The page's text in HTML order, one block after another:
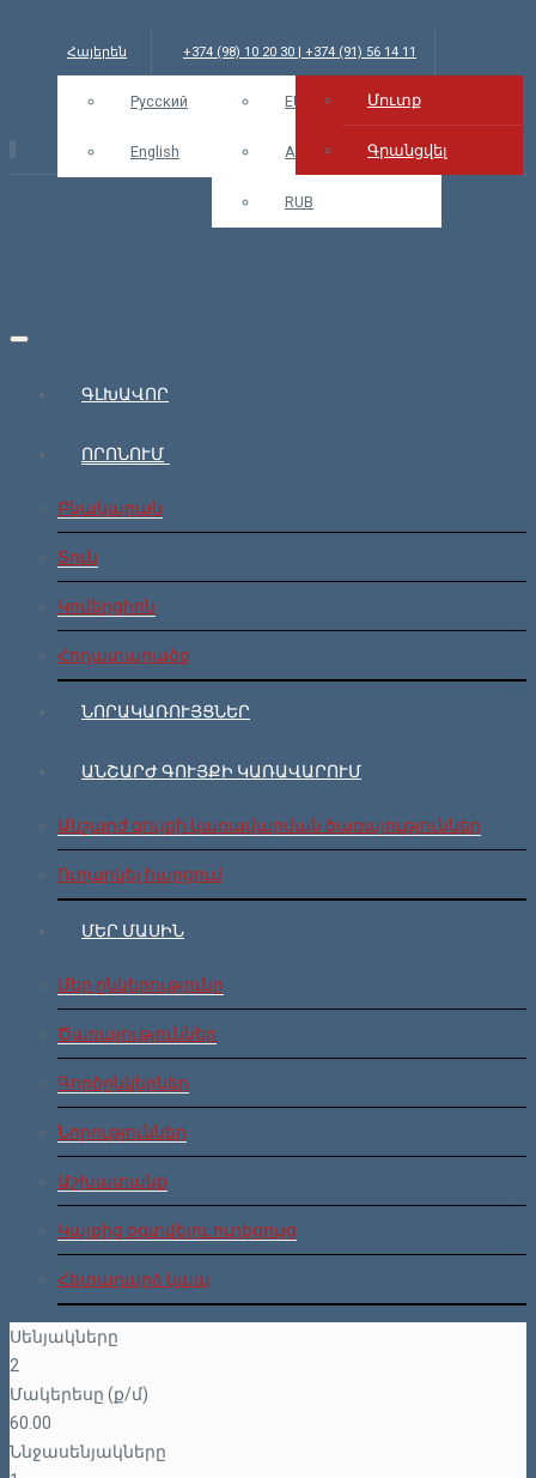
Հայերեն
Русский
English
+374 (98) 10 20 30 | +374 (91) 56 14 11
info@bars.am USD EUR
AMD
RUB
Մուտք Մուտք
Գրանցվել
ԳԼԽԱՎՈՐ
ՈՐՈՆՈՒՄ
Բնակարան
Տուն
Կոմերցիոն
Հողատարածք
ՆՈՐԱԿԱՌՈՒՅՑՆԵՐ
ԱՆՇԱՐԺ ԳՈՒՅՔԻ ԿԱՌԱՎԱՐՈՒՄ
Անշարժ գույքի կառավարման ծառայություններ
Ուղարկել հարցում
ՄԵՐ ՄԱՍԻՆ
Մեր ընկերությունը
Ծառայություններ
Գործընկերներ
Նորություններ
Աշխատանք
Կայքից օգտվելու ուղեցույց
Հետադարձ կապ
Սենյակները
2
Մակերեսը (ք/մ)
60.00
Ննջասենյակները